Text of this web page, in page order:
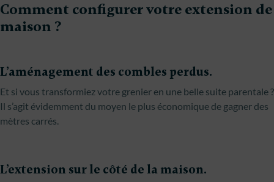
Comment configurer votre extension de
maison ?
L’aménagement des combles perdus.
Et si vous transformiez votre grenier en une belle suite parentale ?
Il s’agit évidemment du moyen le plus économique de gagner des
mètres carrés.
L’extension sur le côté de la maison.